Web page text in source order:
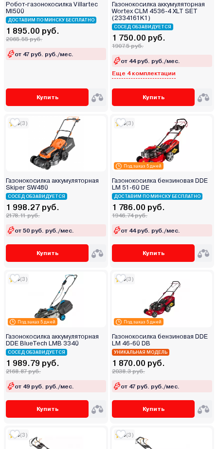
Робот-газонокосилка Villartec
MI500
ДОСТАВИМ ПО МИНСКУ БЕСПЛАТНО
1 895.00 руб.
2065.55 руб.
от 47 руб. руб./мес.
Купить
Газонокосилка аккумуляторная
Wortex CLM 4536-4 XLT SET
(2334161K1)
СОСЕД ОБЗАВИДУЕТСЯ
1 750.00 руб.
1907.5 руб.
от 44 руб. руб./мес.
Еще 4 комплектации
Купить
5(3)
Газонокосилка аккумуляторная
Skiper SW480
СОСЕД ОБЗАВИДУЕТСЯ
1 998.27 руб.
2178.11 руб.
от 50 руб. руб./мес.
Купить
Под заказ 5 дней
5(3)
Газонокосилка бензиновая DDE
LM 51-60 DE
ДОСТАВИМ ПО МИНСКУ БЕСПЛАТНО
1 786.00 руб.
1946.74 руб.
от 44 руб. руб./мес.
Купить
Под заказ 5 дней
5(3)
Газонокосилка аккумуляторная
DDE BlueTech LMB 3340
СОСЕД ОБЗАВИДУЕТСЯ
1 989.79 руб.
2168.87 руб.
от 49 руб. руб./мес.
Купить
Под заказ 5 дней
5(3)
Газонокосилка бензиновая DDE
LM 46-60 DB
УНИКАЛЬНАЯ МОДЕЛЬ
1 870.00 руб.
2038.3 руб.
от 47 руб. руб./мес.
Купить
5(3) 5(3)